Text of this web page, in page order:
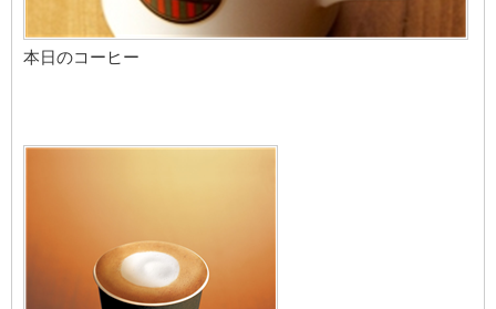
本日のコーヒー